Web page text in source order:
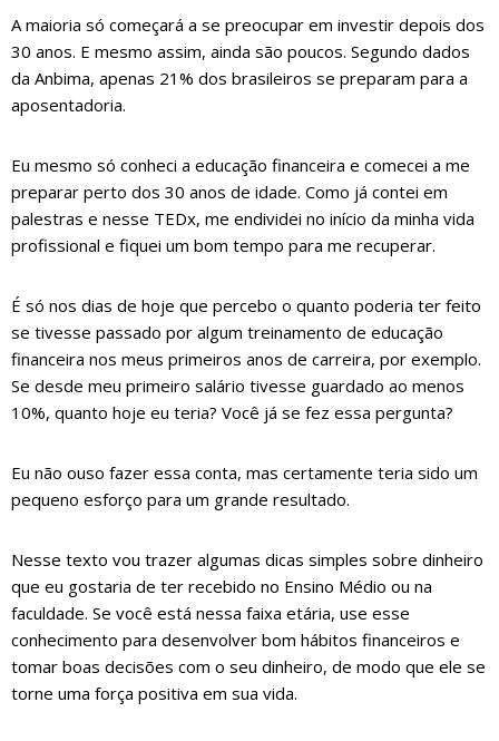
A maioria só começará a se preocupar em investir depois dos
30 anos. E mesmo assim, ainda são poucos. Segundo dados
da Anbima, apenas 21% dos brasileiros se preparam para a
aposentadoria.
Eu mesmo só conheci a educação financeira e comecei a me
preparar perto dos 30 anos de idade. Como já contei em
palestras e nesse TEDx, me endividei no início da minha vida
profissional e fiquei um bom tempo para me recuperar.
É só nos dias de hoje que percebo o quanto poderia ter feito
se tivesse passado por algum treinamento de educação
financeira nos meus primeiros anos de carreira, por exemplo.
Se desde meu primeiro salário tivesse guardado ao menos
10%, quanto hoje eu teria? Você já se fez essa pergunta?
Eu não ouso fazer essa conta, mas certamente teria sido um
pequeno esforço para um grande resultado.
Nesse texto vou trazer algumas dicas simples sobre dinheiro
que eu gostaria de ter recebido no Ensino Médio ou na
faculdade. Se você está nessa faixa etária, use esse
conhecimento para desenvolver bom hábitos financeiros e
tomar boas decisões com o seu dinheiro, de modo que ele se
torne uma força positiva em sua vida.